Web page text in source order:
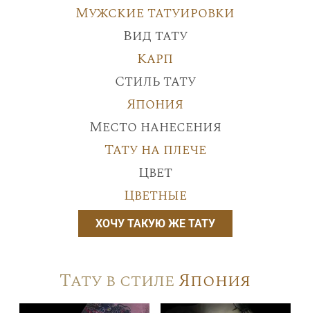
Мужские татуировки
Вид тату
Карп
Стиль тату
Япония
Место нанесения
Тату на плече
Цвет
Цветные
ХОЧУ ТАКУЮ ЖЕ ТАТУ
Тату в стилеЯпония